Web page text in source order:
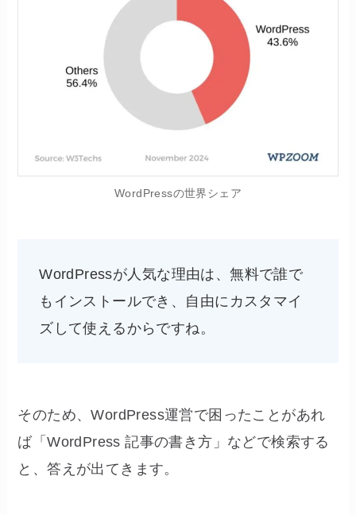
WordPressの世界シェア
WordPressが人気な理由は、無料で誰で
もインストールでき、自由にカスタマイ
ズして使えるからですね。
そのため、WordPress運営で困ったことがあれ
ば「WordPress 記事の書き方」などで検索する
と、答えが出てきます。